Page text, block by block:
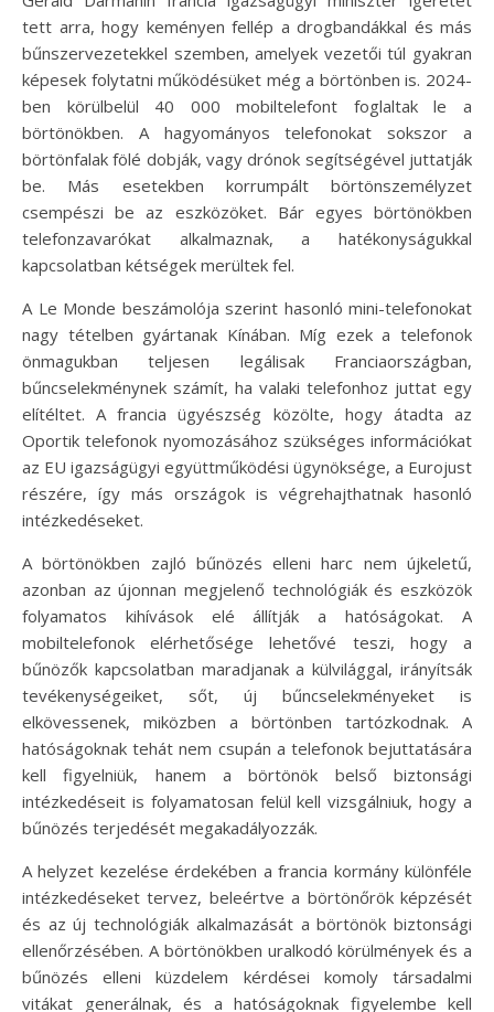
tett arra, hogy keményen fellép a drogbandákkal és más
bűnszervezetekkel szemben, amelyek vezetői túl gyakran
képesek folytatni működésüket még a börtönben is. 2024-
ben körülbelül 40 000 mobiltelefont foglaltak le a
börtönökben. A hagyományos telefonokat sokszor a
börtönfalak fölé dobják, vagy drónok segítségével juttatják
be. Más esetekben korrumpált börtönszemélyzet
csempészi be az eszközöket. Bár egyes börtönökben
telefonzavarókat alkalmaznak, a hatékonyságukkal
kapcsolatban kétségek merültek fel.
A Le Monde beszámolója szerint hasonló mini-telefonokat
nagy tételben gyártanak Kínában. Míg ezek a telefonok
önmagukban teljesen legálisak Franciaországban,
bűncselekménynek számít, ha valaki telefonhoz juttat egy
elítéltet. A francia ügyészség közölte, hogy átadta az
Oportik telefonok nyomozásához szükséges információkat
az EU igazságügyi együttműködési ügynöksége, a Eurojust
részére, így más országok is végrehajthatnak hasonló
intézkedéseket.
A börtönökben zajló bűnözés elleni harc nem újkeletű,
azonban az újonnan megjelenő technológiák és eszközök
folyamatos kihívások elé állítják a hatóságokat. A
mobiltelefonok elérhetősége lehetővé teszi, hogy a
bűnözők kapcsolatban maradjanak a külvilággal, irányítsák
tevékenységeiket, sőt, új bűncselekményeket is
elkövessenek, miközben a börtönben tartózkodnak. A
hatóságoknak tehát nem csupán a telefonok bejuttatására
kell figyelniük, hanem a börtönök belső biztonsági
intézkedéseit is folyamatosan felül kell vizsgálniuk, hogy a
bűnözés terjedését megakadályozzák.
A helyzet kezelése érdekében a francia kormány különféle
intézkedéseket tervez, beleértve a börtönőrök képzését
és az új technológiák alkalmazását a börtönök biztonsági
ellenőrzésében. A börtönökben uralkodó körülmények és a
bűnözés elleni küzdelem kérdései komoly társadalmi
vitákat generálnak, és a hatóságoknak figyelembe kell